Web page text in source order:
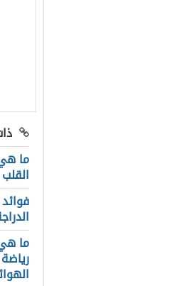
ما
القلب
ما